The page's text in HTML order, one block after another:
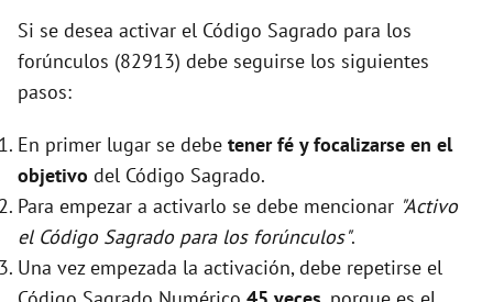
Si se desea activar el Código Sagrado para los
forúnculos (82913) debe seguirse los siguientes
pasos:
En primer lugar se debe tener fé y focalizarse en el
objetivo del Código Sagrado.
Para empezar a activarlo se debe mencionar "Activo
el Código Sagrado para los forúnculos".
Una vez empezada la activación, debe repetirse el